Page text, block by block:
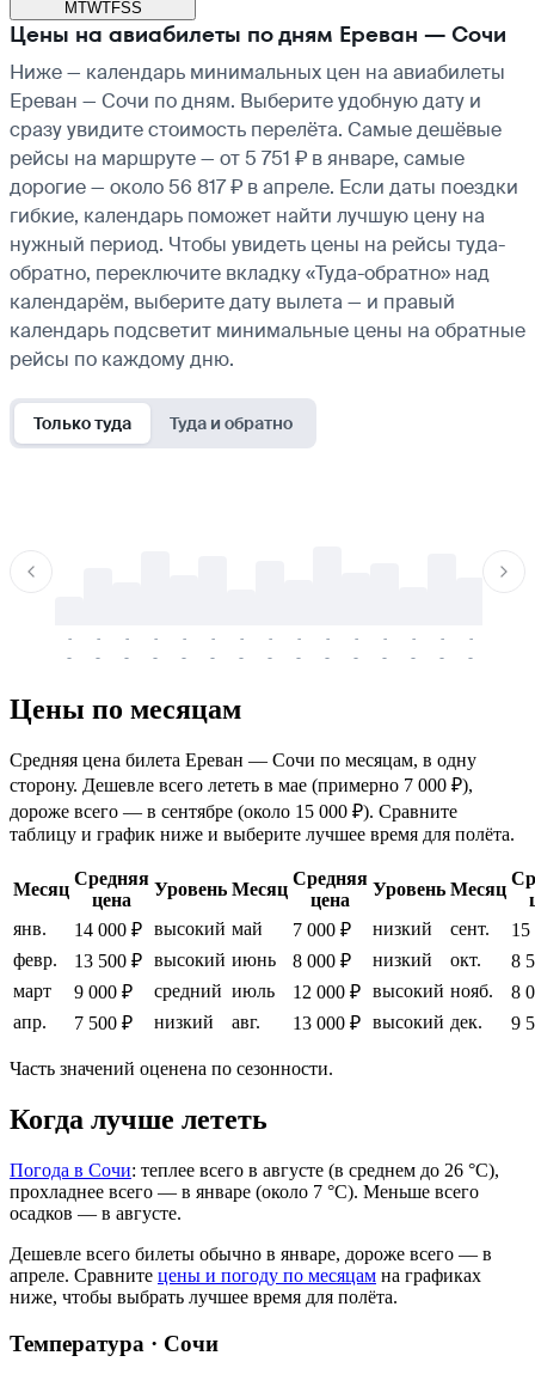
MTWTFSS
Цены на авиабилеты по дням Ереван — Сочи
Ниже — календарь минимальных цен на авиабилеты
Ереван — Сочи по дням. Выберите удобную дату и
сразу увидите стоимость перелёта. Самые дешёвые
рейсы на маршруте — от 5 751 ₽ в январе, самые
дорогие — около 56 817 ₽ в апреле. Если даты поездки
гибкие, календарь поможет найти лучшую цену на
нужный период. Чтобы увидеть цены на рейсы туда-
обратно, переключите вкладку «Туда-обратно» над
календарём, выберите дату вылета — и правый
календарь подсветит минимальные цены на обратные
рейсы по каждому дню.
Только туда Туда и обратно
-
-
-
-
-
-
-
-
-
-
-
-
-
-
-
-
-
-
-
-
-
-
-
-
-
-
-
-
-
-
Цены по месяцам
Средняя цена билета Ереван — Сочи по месяцам, в одну
сторону. Дешевле всего лететь в мае (примерно 7 000 ₽),
дороже всего — в сентябре (около 15 000 ₽). Сравните
таблицу и график ниже и выберите лучшее время для полёта.
Месяц
Средняя
цена
Уровень Месяц
Средняя
цена
Уровень Месяц
янв.
14 000 ₽ высокий май 7 000 ₽ низкий сент.
15
февр.
13 500 ₽ высокий июнь 8 000 ₽ низкий окт.
8
март
9 000 ₽ средний июль 12 000 ₽ высокий нояб.
8
апр.
7 500 ₽ низкий авг. 13 000 ₽ высокий дек. 9
Часть значений оценена по сезонности.
Когда лучше лететь
Погода в Сочи: теплее всего в августе (в среднем до 26 °C),
прохладнее всего — в январе (около 7 °C). Меньше всего
осадков — в августе.
Дешевле всего билеты обычно в январе, дороже всего — в
апреле. Сравните цены и погоду по месяцам на графиках
ниже, чтобы выбрать лучшее время для полёта.
Температура · Сочи